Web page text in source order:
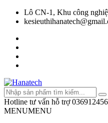
Lô CN-1, Khu công
Hotline tư vấn hỗ trợ
MENUMENU